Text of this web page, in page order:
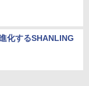
化するSHANLING